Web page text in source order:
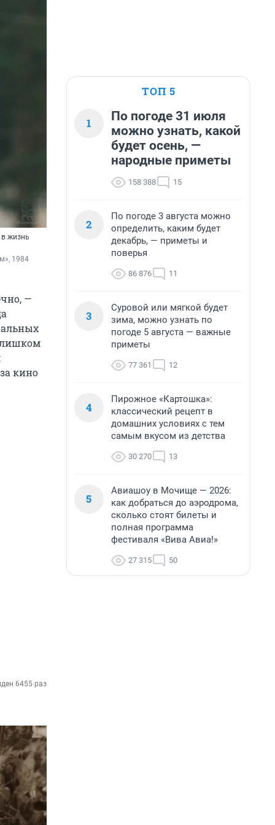
в жизнь
1984
—
кино
6455 раз
ТОП 5
1
По погоде 31 июля
можно узнать, какой
будет осень, —
народные приметы
158 388 15
2
По погоде 3 августа можно
определить, каким будет
декабрь, — приметы и
поверья
86 876 11
3
Суровой или мягкой будет
зима, можно узнать по
погоде 5 августа — важные
приметы
77 361 12
4
Пирожное «Картошка»:
классический рецепт в
домашних условиях с тем
самым вкусом из детства
30 270 13
5
Авиашоу в Мочище — 2026:
как добраться до аэродрома,
сколько стоят билеты и
полная программа
фестиваля «Вива Авиа!»
27 315 50